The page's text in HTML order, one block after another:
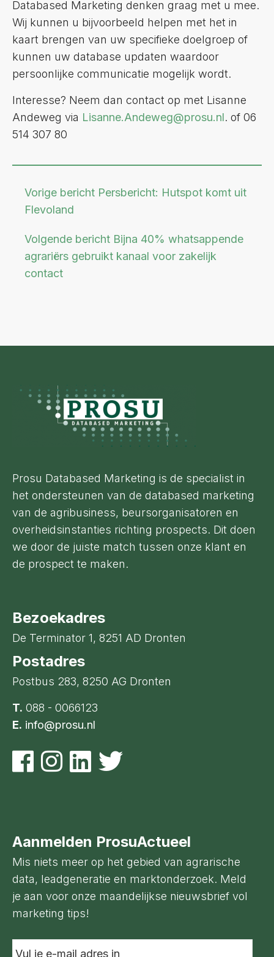
Databased Marketing denken graag met u mee.
Wij kunnen u bijvoorbeeld helpen met het in
kaart brengen van uw specifieke doelgroep of
kunnen uw database updaten waardoor
persoonlijke communicatie mogelijk wordt.
Interesse? Neem dan contact op met Lisanne
Andeweg via Lisanne.Andeweg@prosu.nl. of 06
514 307 80
Vorige bericht Persbericht: Hutspot komt uit
Flevoland
Volgende bericht Bijna 40% whatsappende
agrariërs gebruikt kanaal voor zakelijk
contact
Footer
Prosu Databased Marketing is de specialist in
het ondersteunen van de databased marketing
van de agribusiness, beursorganisatoren en
overheidsinstanties richting prospects. Dit doen
we door de juiste match tussen onze klant en
de prospect te maken.
Bezoekadres
De Terminator 1, 8251 AD Dronten
Postadres
Postbus 283, 8250 AG Dronten
T. 088 - 0066123
E. info@prosu.nl
Aanmelden ProsuActueel
Mis niets meer op het gebied van agrarische
data, leadgeneratie en marktonderzoek. Meld
je aan voor onze maandelijkse nieuwsbrief vol
marketing tips!
Vul
je